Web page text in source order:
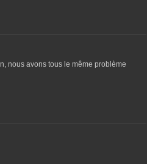
nous avons tous le même problème